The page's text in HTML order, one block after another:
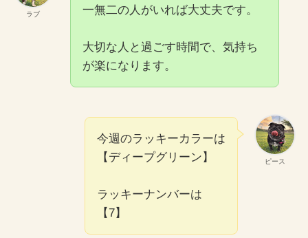
ラブ
一無二の人がいれば大丈夫です。
大切な人と過ごす時間で、気持ち
が楽になります。
ピース
今週のラッキーカラーは
【ディープグリーン】
ラッキーナンバーは
【7】